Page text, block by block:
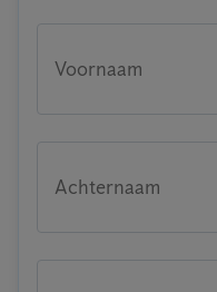
Voornaam
Achternaam